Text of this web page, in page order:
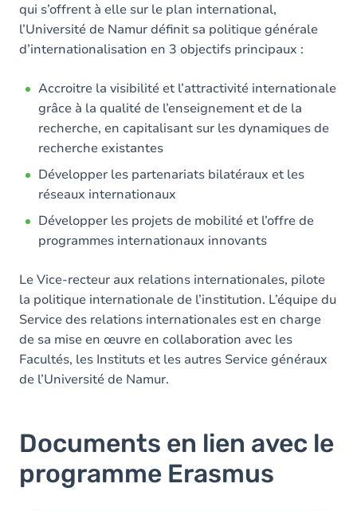
qui s’offrent à elle sur le plan international,
l’Université de Namur définit sa politique générale
d’internationalisation en 3 objectifs principaux :
Accroitre la visibilité et l’attractivité internationale
grâce à la qualité de l’enseignement et de la
recherche, en capitalisant sur les dynamiques de
recherche existantes
Développer les partenariats bilatéraux et les
réseaux internationaux
Développer les projets de mobilité et l’offre de
programmes internationaux innovants
Le Vice-recteur aux relations internationales, pilote
la politique internationale de l’institution. L’équipe du
Service des relations internationales est en charge
de sa mise en œuvre en collaboration avec les
Facultés, les Instituts et les autres Service généraux
de l’Université de Namur.
Documents en lien avec le
programme Erasmus